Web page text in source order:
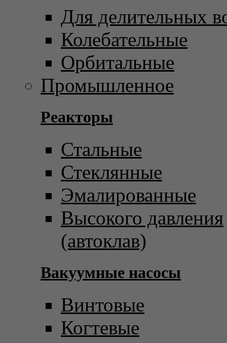
Для делительных
Колебательные
Орбитальные
Промышленное
Реакторы
Стальные
Стеклянные
Эмалированные
Высокого давления
(автоклав)
Вакуумные насосы
Винтовые
Когтевые